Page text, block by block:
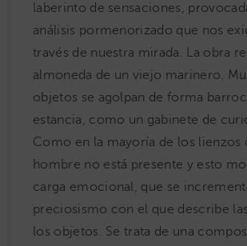
laberinto de sensaciones,
análisis pormenorizado que nos
través de nuestra mirada. La obra
almoneda de un viejo marinero.
objetos se agolpan de forma
estancia, como un gabinete de
Como en la mayoría de los lienzos
hombre no está presente y esto
carga emocional, que se
preciosismo con el que describe
los objetos. Se trata de una